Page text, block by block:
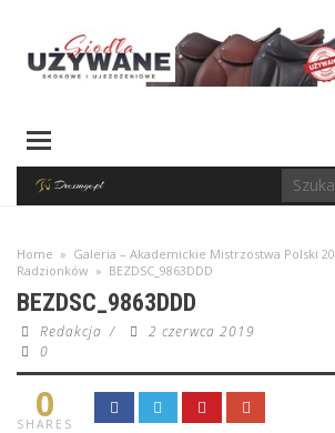
Home » Galeria – Akademickie Mistrzostwa Polski
Radzionków » BEZDSC_9863DDD
BEZDSC_9863DDD
Redakcja /
2 czerwca 2019
0
0
SHARES